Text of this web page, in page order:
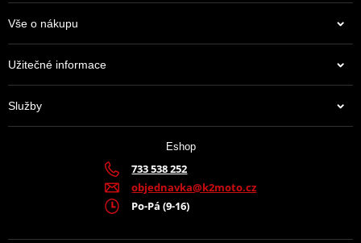
Vše o nákupu
Užitečné informace
Služby
Eshop
733 538 252
objednavka@k2moto.cz
Po-Pá (9-16)